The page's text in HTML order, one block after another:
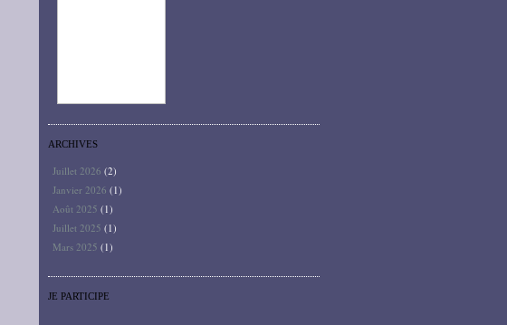
ARCHIVES
Juillet 2026 (2)
Janvier 2026 (1)
Août 2025 (1)
Juillet 2025 (1)
Mars 2025 (1)
JE PARTICIPE